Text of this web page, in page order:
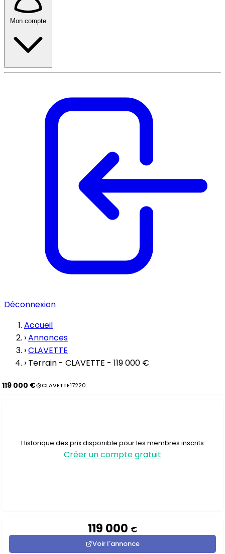
Mon compte
Déconnexion
Accueil
›Annonces
›CLAVETTE
› Terrain - CLAVETTE - 119 000 €
119 000 € CLAVETTE17220
Historique des prix disponible pour les membres inscrits
Créer un compte gratuit
119 000 €
Voir l'annonce